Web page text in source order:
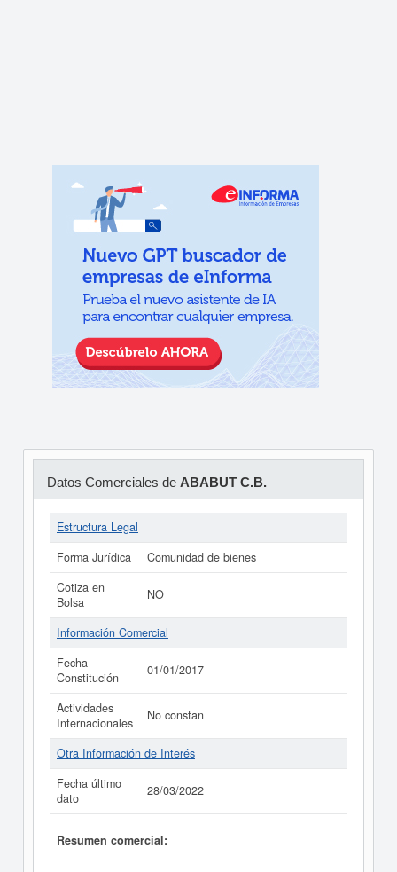
Datos Comerciales de ABABUT C.B.
Estructura Legal
Forma Jurídica
Comunidad de bienes
Cotiza en
Bolsa
NO
Información Comercial
Fecha
Constitución
01/01/2017
Actividades
Internacionales
No constan
Otra Información de Interés
Fecha último
dato
28/03/2022
Resumen comercial: